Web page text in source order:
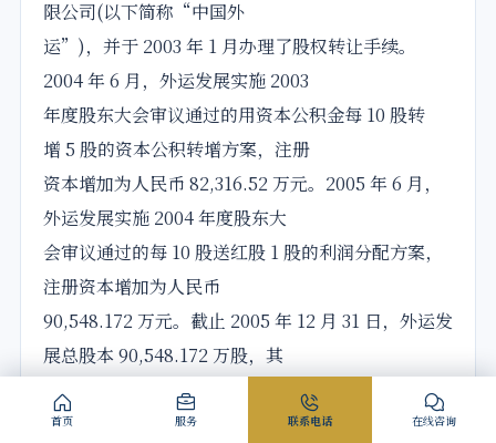
限公司(以下简称“中国外
运”)，并于 2003 年 1 月办理了股权转让手续。
2004 年 6 月，外运发展实施 2003
年度股东大会审议通过的用资本公积金每 10 股转
增 5 股的资本公积转增方案，注册
资本增加为人民币 82,316.52 万元。2005 年 6 月，
外运发展实施 2004 年度股东大
会审议通过的每 10 股送红股 1 股的利润分配方案，
注册资本增加为人民币
90,548.172 万元。截止 2005 年 12 月 31 日，外运发
展总股本 90,548.172 万股，其
中，国有法人股 67,515.822 万股，占总股本
的 74.56%；法人股 163.35 万股，占总
首页 服务 联系电话 在线咨询